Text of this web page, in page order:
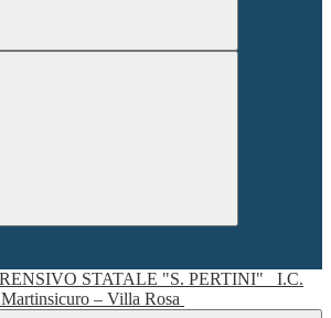
I.C.
Martinsicuro – Villa Rosa